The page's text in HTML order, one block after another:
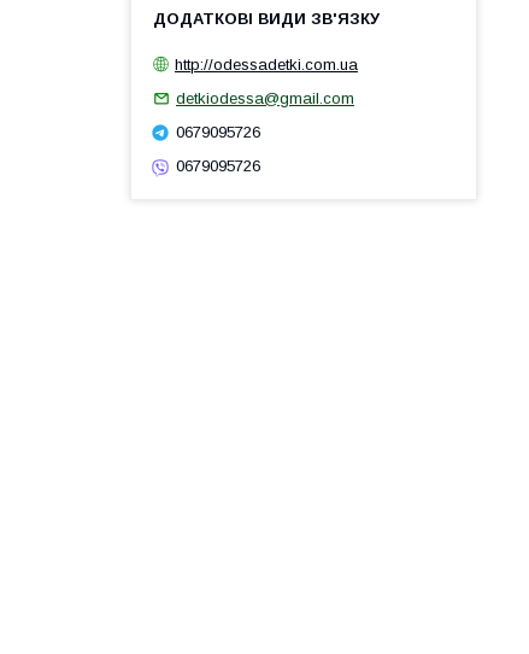
http://odessadetki.com.ua
detkiodessa@gmail.com
0679095726
0679095726